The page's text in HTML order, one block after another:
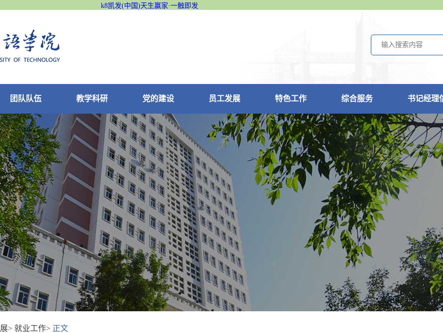
k8凯发(中国)天生赢家·一触即发
团队队伍 教学科研 党的建设 员工发展 特色工作 综合服务 书记经理
> 就业工作> 正文